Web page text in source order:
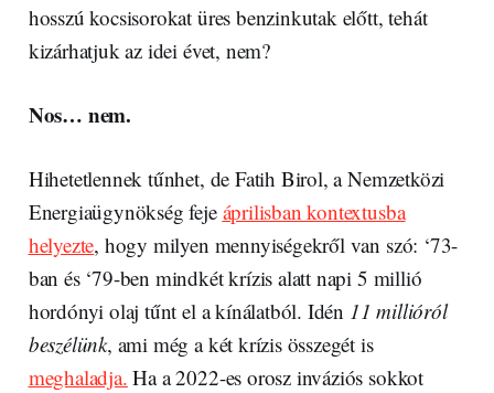
hosszú kocsisorokat üres benzinkutak előtt, tehát
kizárhatjuk az idei évet, nem?
Nos… nem.
Hihetetlennek tűnhet, de Fatih Birol, a Nemzetközi
Energiaügynökség feje áprilisban kontextusba
helyezte, hogy milyen mennyiségekről van szó: ‘73-
ban és ‘79-ben mindkét krízis alatt napi 5 millió
hordónyi olaj tűnt el a kínálatból. Idén 11 millióról
beszélünk, ami még a két krízis összegét is
meghaladja. Ha a 2022-es orosz inváziós sokkot